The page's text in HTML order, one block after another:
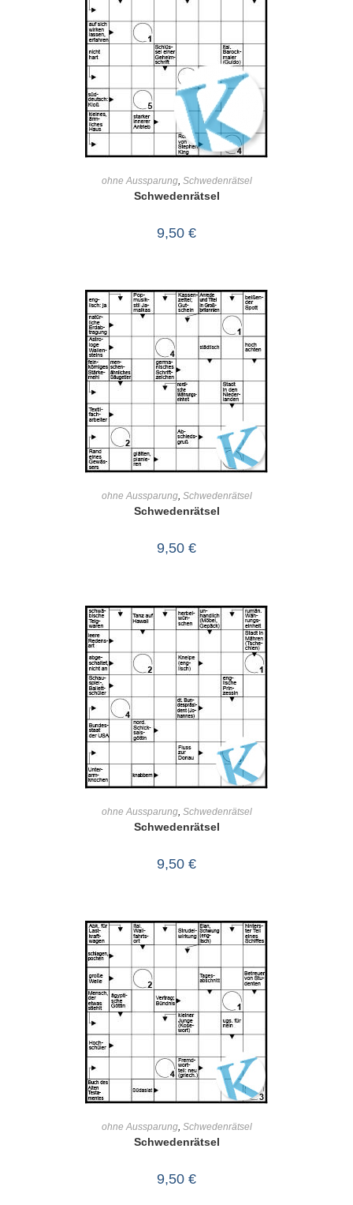
ohne Aussparung, Schwedenrätsel
Schwedenrätsel
9,50 €
ohne Aussparung, Schwedenrätsel
Schwedenrätsel
9,50 €
ohne Aussparung, Schwedenrätsel
Schwedenrätsel
9,50 €
ohne Aussparung, Schwedenrätsel
Schwedenrätsel
9,50 €